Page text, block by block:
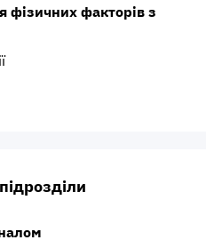
фізичних факторів з